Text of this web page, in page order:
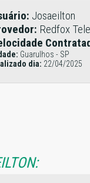
Josaeilton
Redfox
Guarulhos - SP
dia: 22/04/2025